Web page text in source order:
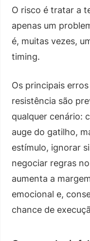
O risco é tratar a
apenas um
é, muitas vezes,
timing.
Os principais
resistência são
qualquer cenário:
auge do gatilho,
estímulo, ignorar
negociar regras
aumenta a
emocional e,
chance de